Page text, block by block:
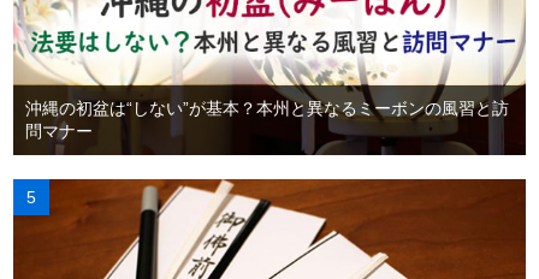
沖縄の初盆は“しない”が基本？本州と異なるミーボンの風習と訪
問マナー